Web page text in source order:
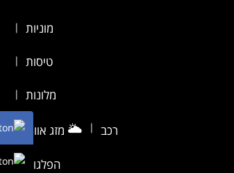
מוניות |
טיסות |
מלונות |
רכב |
🌥️ מזג אוויר |
הפלגות |